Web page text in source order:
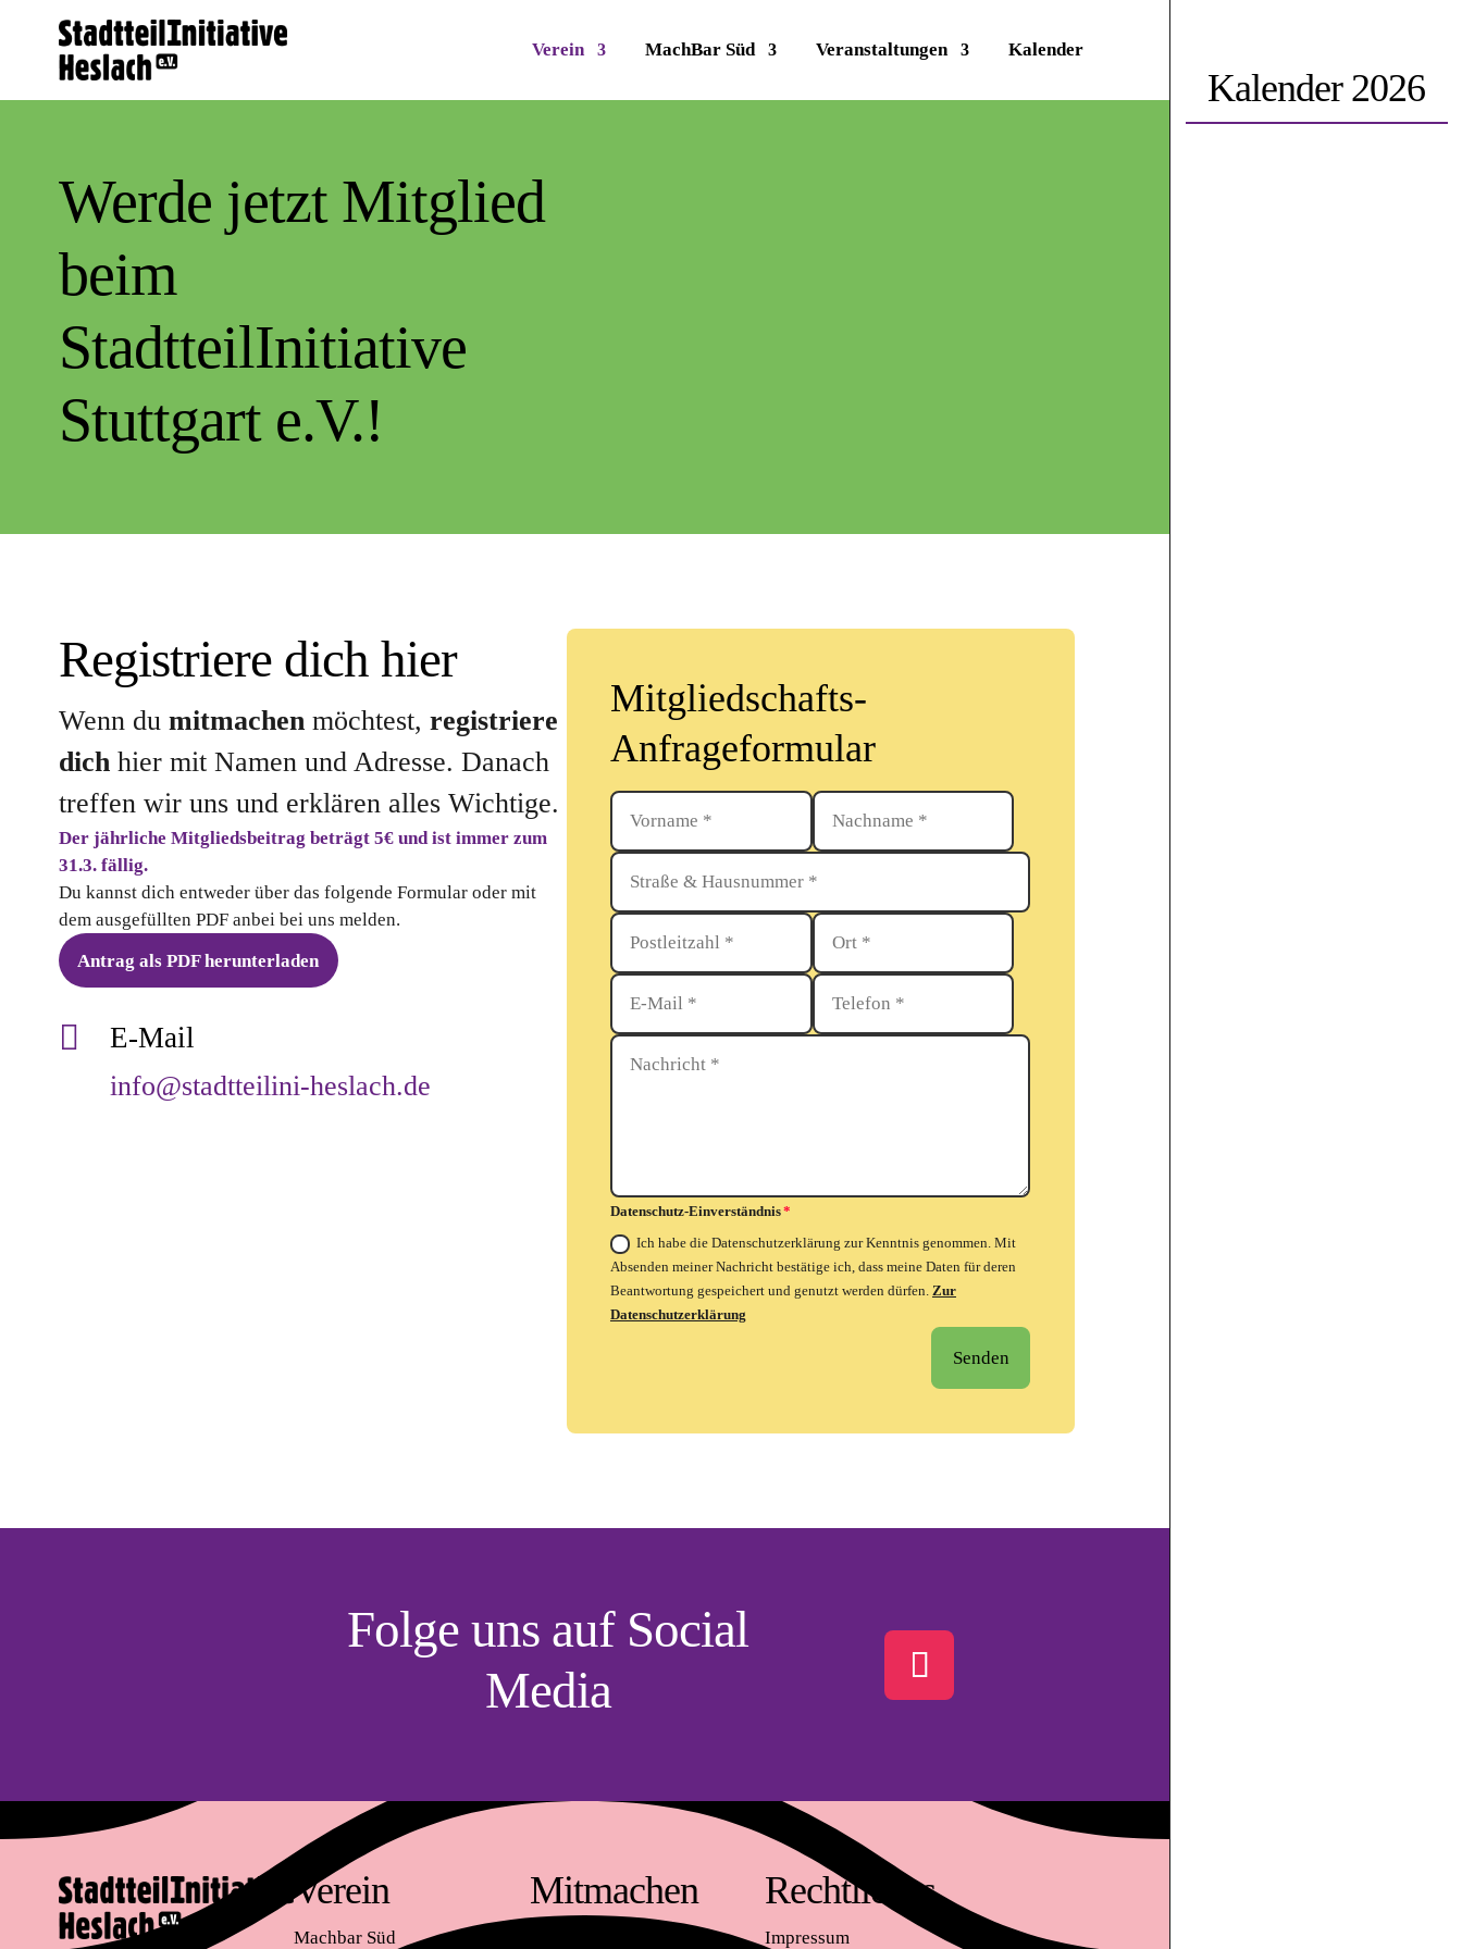
Content
Verein MachBar Süd Veranstaltungen Kalender
Kalender 2026
Werde jetzt Mitglied
beim
StadtteilInitiative
Stuttgart e.V.!
Registriere dich hier
Wenn du mitmachenmöchtest, registriere
dichhier mit Namen und Adresse. Danach
treffen wir uns und erklären alles Wichtige.
Der jährliche Mitgliedsbeitrag beträgt 5€ und ist immer zum
31.3. fällig.
Du kannst dich entweder über das folgende Formular oder mit
dem ausgefüllten PDF anbei bei uns melden.
Antrag als PDF herunterladen
 E-Mail
info@stadtteilini-heslach.de
Mitgliedschafts-
Anfrageformular
Vorname Nachname
Straße
Hausnummer
Postleitzahl
Ort
E-
Mail
Telefon
Nachricht
Datenschutz-
Einverständnis
Datenschutz-Einverständnis
Ich habe die Datenschutzerklärung zur Kenntnis genommen. Mit
Absenden meiner Nachricht bestätige ich, dass meine Daten für deren
Beantwortung gespeichert und genutzt werden dürfen. Zur
Datenschutzerklärung
Senden
Folge uns auf Social
Media
Instagram
Verein
Machbar Süd
Mitmachen Rechtliches
Impressum